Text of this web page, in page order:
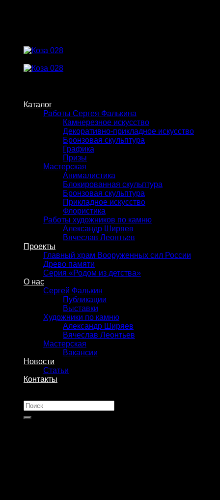
Каталог
Работы Сергея Фалькина
Камнерезное искусство
Декоративно-прикладное искусство
Бронзовая скульптура
Графика
Призы
Мастерская
Анималистика
Блокированная скульптура
Бронзовая скульптура
Прикладное искусство
Флористика
Работы художников по камню
Александр Ширяев
Вячеслав Леонтьев
Проекты
Главный храм Вооруженных сил России
Древо памяти
Серия «Родом из детства»
О нас
Сергей Фалькин
Публикации
Выставки
Художники по камню
Александр Ширяев
Вячеслав Леонтьев
Мастерская
Вакансии
Новости
Статьи
Контакты
Искать: